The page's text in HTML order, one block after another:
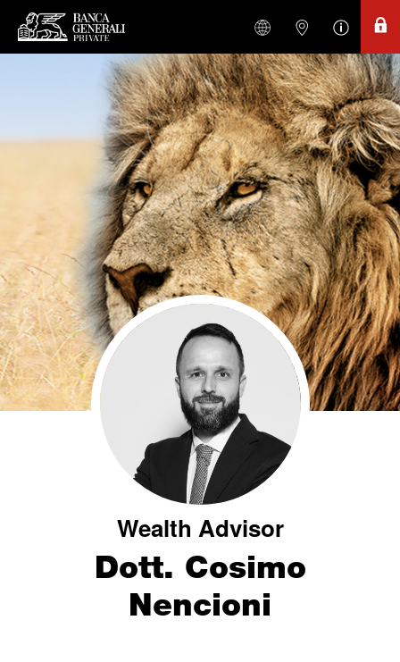
Wealth Advisor
Dott. Cosimo
Nencioni